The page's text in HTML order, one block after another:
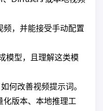
，并能接受手动配置
模型，且理解这类模
何改善视频提示词。
化版本、本地推理工